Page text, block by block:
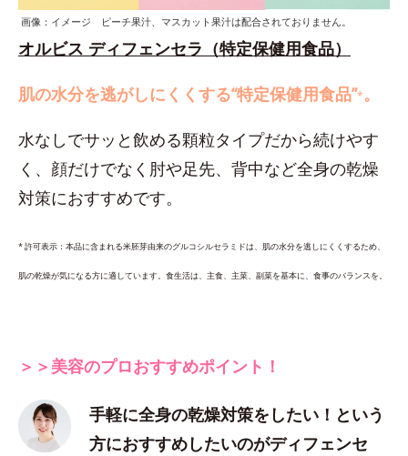
画像：イメージ ピーチ果汁、マスカット果汁は配合されておりません。
オルビス ディフェンセラ（特定保健用食品）
肌の水分を逃がしにくくする“特定保健用食品”*。
水なしでサッと飲める顆粒タイプだから続けやす
く、顔だけでなく肘や足先、背中など全身の乾燥
対策におすすめです。
* 許可表示：本品に含まれる米胚芽由来のグルコシルセラミドは、肌の水分を逃しにくくするため、
肌の乾燥が気になる方に適しています。食生活は、主食、主菜、副菜を基本に、食事のバランスを。
＞＞美容のプロおすすめポイント！
手軽に全身の乾燥対策をしたい！という
方におすすめしたいのがディフェンセ